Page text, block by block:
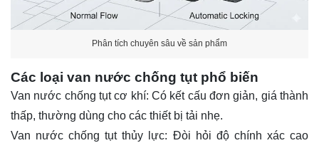
Phân tích chuyên sâu về sản phẩm
Các loại van nước chống tụt phổ biến
Van nước chống tụt cơ khí: Có kết cấu đơn giản, giá thành
thấp, thường dùng cho các thiết bị tải nhẹ.
Van nước chống tụt thủy lực: Đòi hỏi độ chính xác cao